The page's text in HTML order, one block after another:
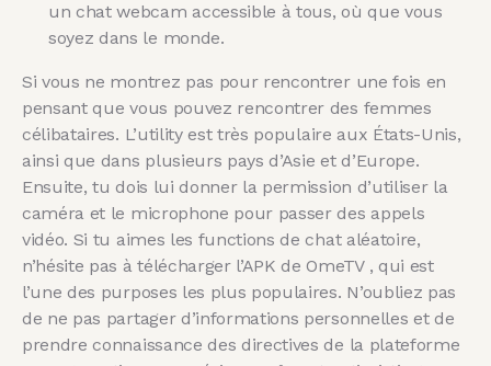
un chat webcam accessible à tous, où que vous
soyez dans le monde.
Si vous ne montrez pas pour rencontrer une fois en
pensant que vous pouvez rencontrer des femmes
célibataires. L’utility est très populaire aux États-Unis,
ainsi que dans plusieurs pays d’Asie et d’Europe.
Ensuite, tu dois lui donner la permission d’utiliser la
caméra et le microphone pour passer des appels
vidéo. Si tu aimes les functions de chat aléatoire,
n’hésite pas à télécharger l’APK de OmeTV , qui est
l’une des purposes les plus populaires. N’oubliez pas
de ne pas partager d’informations personnelles et de
prendre connaissance des directives de la plateforme